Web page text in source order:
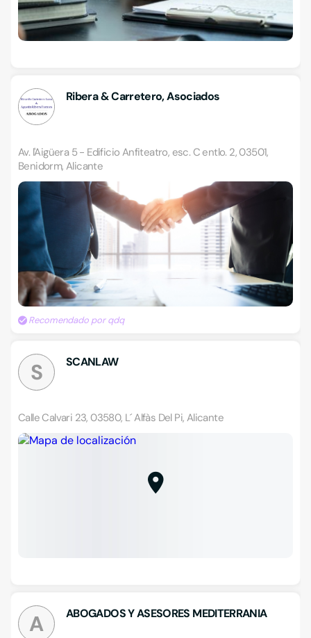
Ribera & Carretero, Asociados
Av. l'Aigüera 5 - Edificio Anfiteatro, esc. C entlo. 2, 03501,
Benidorm, Alicante
Recomendado por qdq
S SCANLAW
Calle Calvari 23, 03580, L´ Alfàs Del Pi, Alicante
A ABOGADOS Y ASESORES MEDITERRANIA